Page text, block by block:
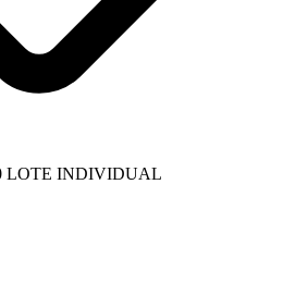
LOTE INDIVIDUAL